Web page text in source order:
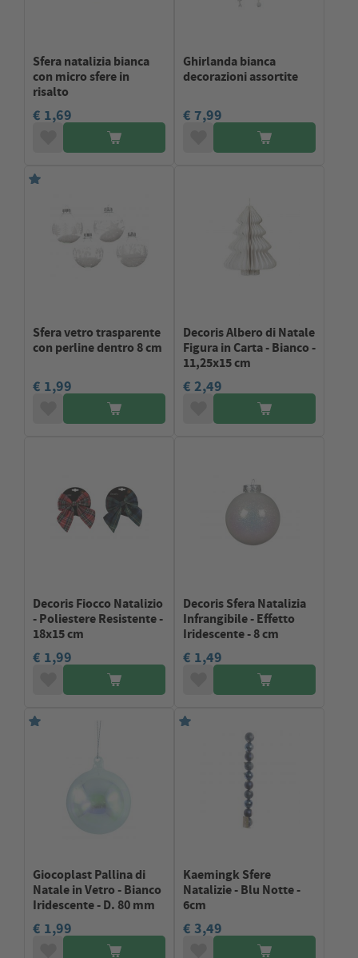
Sfera natalizia bianca
con micro sfere in
risalto
€ 1,69
Ghirlanda bianca
decorazioni assortite
€ 7,99
Sfera vetro trasparente
con perline dentro 8 cm
€ 1,99
Decoris Albero di Natale
Figura in Carta - Bianco -
11,25x15 cm
€ 2,49
Decoris Fiocco Natalizio
- Poliestere Resistente -
18x15 cm
€ 1,99
Decoris Sfera Natalizia
Infrangibile - Effetto
Iridescente - 8 cm
€ 1,49
Giocoplast Pallina di
Natale in Vetro - Bianco
Iridescente - D. 80 mm
€ 1,99
Kaemingk Sfere
Natalizie - Blu Notte -
6cm
€ 3,49